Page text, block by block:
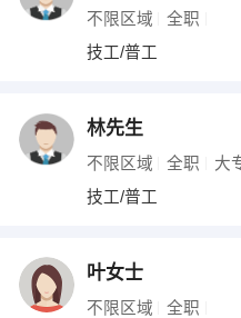
不限区域 全职
技工/普工
林先生
不限区域 全职 大
技工/普工
叶女士
不限区域 全职